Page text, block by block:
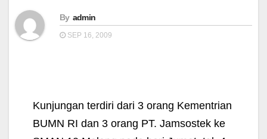
By admin
SEP 16, 2009
Kunjungan terdiri dari 3 orang Kementrian
BUMN RI dan 3 orang PT. Jamsostek ke